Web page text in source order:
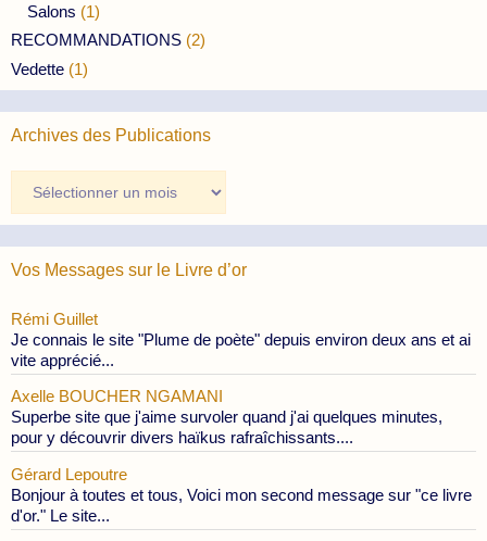
Salons (1)
RECOMMANDATIONS (2)
Vedette (1)
Archives des Publications
des
Publications
Vos Messages sur le Livre d’or
Rémi Guillet
Je connais le site "Plume de poète" depuis environ deux ans et ai
vite apprécié...
Axelle BOUCHER NGAMANI
Superbe site que j'aime survoler quand j'ai quelques minutes,
pour y découvrir divers haïkus rafraîchissants....
Gérard Lepoutre
Bonjour à toutes et tous, Voici mon second message sur "ce livre
d'or." Le site...